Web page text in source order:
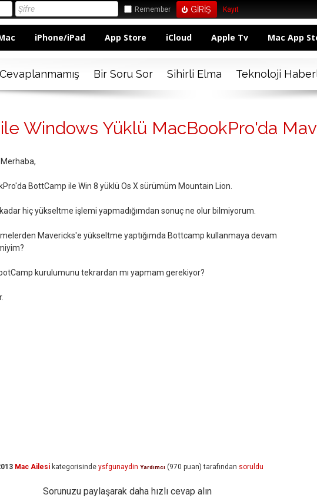
Remember Kayıt
iPhone/iPad App Store iCloud Apple Tv Mac App
Cevaplanmamış Bir Soru Sor Sihirli Elma Teknoloji
Windows Yüklü MacBookPro'da
BottCamp ile Win 8 yüklü Os X sürümüm Mountain Lion.
hiç yükseltme işlemi yapmadığımdan sonuç ne olur bilmiyorum.
Mavericks'e yükseltme yaptığımda Bottcamp kullanmaya devam
kurulumunu tekrardan mı yapmam gerekiyor?
Mac Ailesi kategorisinde ysfgunaydin Yardımcı (970 puan) tarafından soruldu
Sorunuzu paylaşarak daha hızlı cevap alın